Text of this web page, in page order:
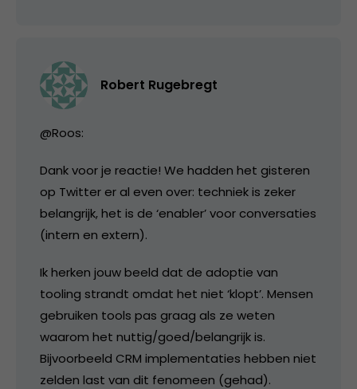
Robert Rugebregt
@Roos:
Dank voor je reactie! We hadden het gisteren
op Twitter er al even over: techniek is zeker
belangrijk, het is de ‘enabler’ voor conversaties
(intern en extern).
Ik herken jouw beeld dat de adoptie van
tooling strandt omdat het niet ‘klopt’. Mensen
gebruiken tools pas graag als ze weten
waarom het nuttig/goed/belangrijk is.
Bijvoorbeeld CRM implementaties hebben niet
zelden last van dit fenomeen (gehad).